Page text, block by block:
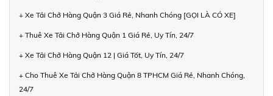
+ Xe Tải Chở Hàng Quận 3 Giá Rẻ, Nhanh Chóng [GỌI LÀ CÓ XE]
+ Thuê Xe Tải Chở Hàng Quận 1 Giá Rẻ, Uy Tín, 24/7
+ Xe Tải Chở Hàng Quận 12 | Giá Tốt, Uy Tín, 24/7
+ Cho Thuê Xe Tải Chở Hàng Quận 8 TPHCM Giá Rẻ, Nhanh Chóng,
24/7